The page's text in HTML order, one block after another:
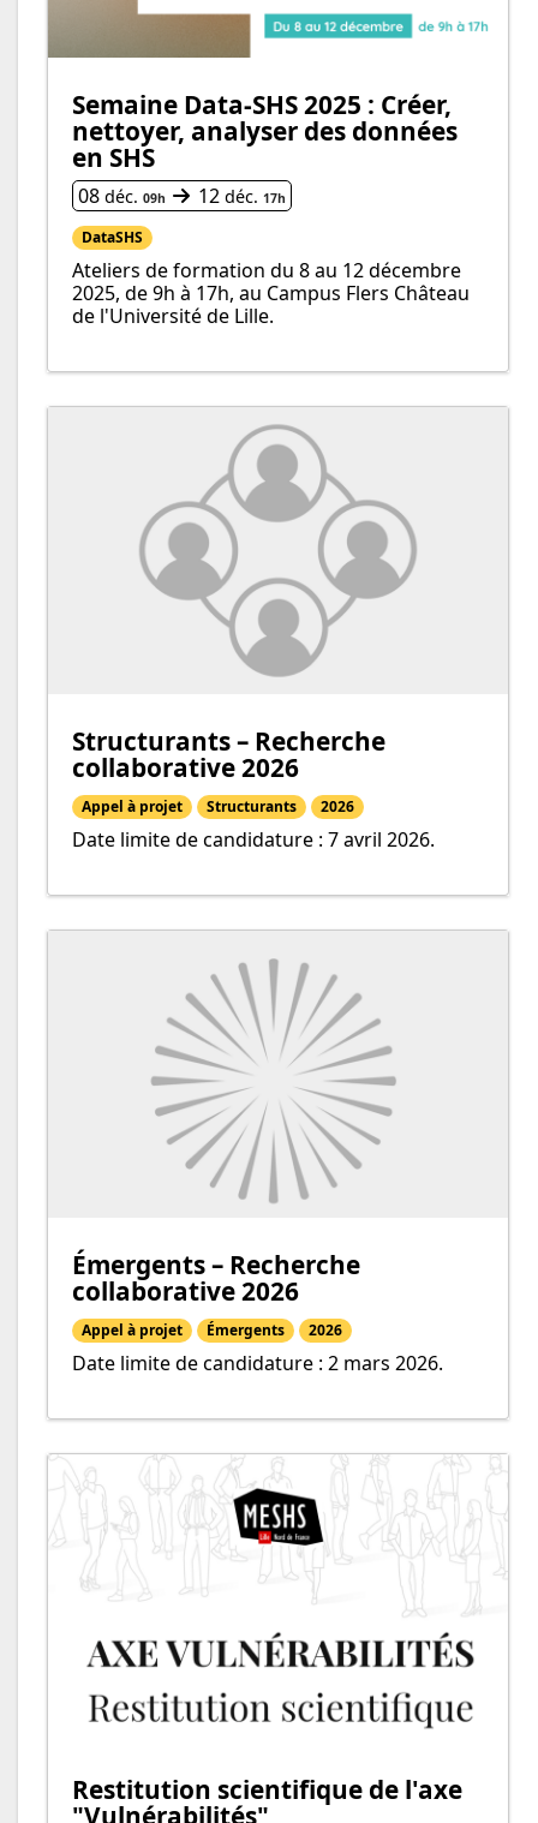
Semaine Data-SHS 2025 : Créer,
nettoyer, analyser des données
en SHS
Du
08 déc. 09h
au 12 déc. 17h
DataSHS
Ateliers de formation du 8 au 12 décembre
2025, de 9h à 17h, au Campus Flers Château
de l'Université de Lille.
Structurants – Recherche
collaborative 2026
Appel à projet Structurants 2026
Date limite de candidature : 7 avril 2026.
Émergents – Recherche
collaborative 2026
Appel à projet Émergents 2026
Date limite de candidature : 2 mars 2026.
Restitution scientifique de l'axe
"Vulnérabilités"